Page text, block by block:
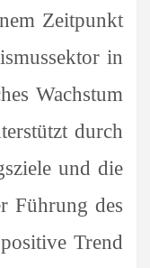
Zeitpunkt
in
Wachstum
durch
und die
Führung des
Trend